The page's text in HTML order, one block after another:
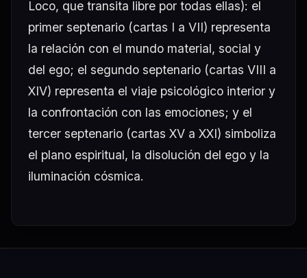
Loco, que transita libre por todas ellas): el
primer septenario (cartas I a VII) representa
la relación con el mundo material, social y
del ego; el segundo septenario (cartas VIII a
XIV) representa el viaje psicológico interior y
la confrontación con las emociones; y el
tercer septenario (cartas XV a XXI) simboliza
el plano espiritual, la disolución del ego y la
iluminación cósmica.